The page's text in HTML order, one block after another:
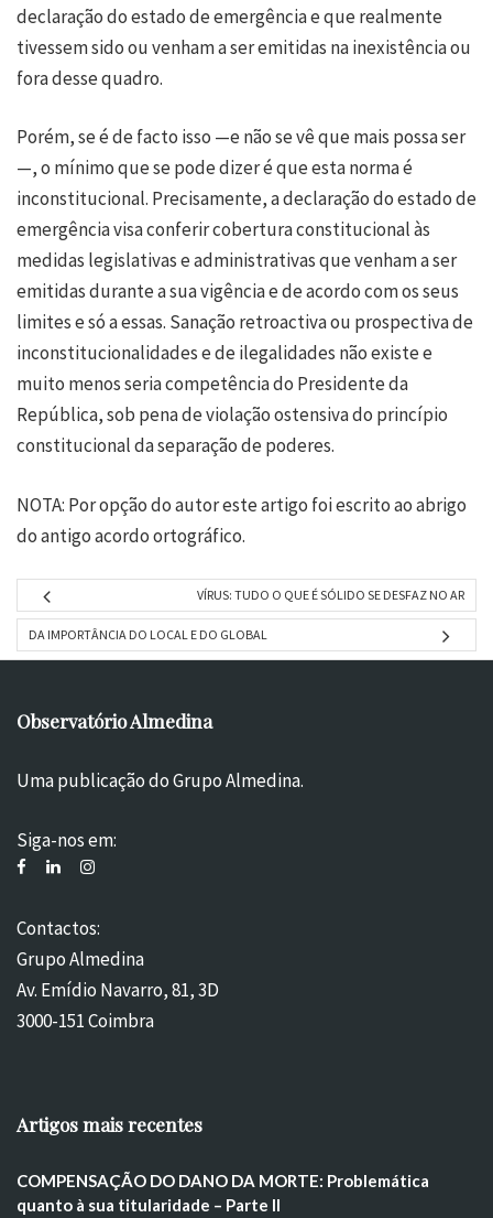
declaração do estado de emergência e que realmente
tivessem sido ou venham a ser emitidas na inexistência ou
fora desse quadro.
Porém, se é de facto isso —e não se vê que mais possa ser
—, o mínimo que se pode dizer é que esta norma é
inconstitucional. Precisamente, a declaração do estado de
emergência visa conferir cobertura constitucional às
medidas legislativas e administrativas que venham a ser
emitidas durante a sua vigência e de acordo com os seus
limites e só a essas. Sanação retroactiva ou prospectiva de
inconstitucionalidades e de ilegalidades não existe e
muito menos seria competência do Presidente da
República, sob pena de violação ostensiva do princípio
constitucional da separação de poderes.
NOTA: Por opção do autor este artigo foi escrito ao abrigo
do antigo acordo ortográfico.
VÍRUS: TUDO O QUE É SÓLIDO SE DESFAZ NO AR
DA IMPORTÂNCIA DO LOCAL E DO GLOBAL
Observatório Almedina
Uma publicação do Grupo Almedina.
Siga-nos em:
Contactos:
Grupo Almedina
Av. Emídio Navarro, 81, 3D
3000-151 Coimbra
Artigos mais recentes
COMPENSAÇÃO DO DANO DA MORTE: Problemática
quanto à sua titularidade – Parte II